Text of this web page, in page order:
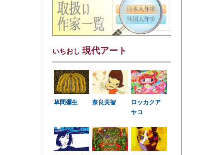
いちおし 現代アート
草間彌生 奈良美智
ロッカクア
ヤコ